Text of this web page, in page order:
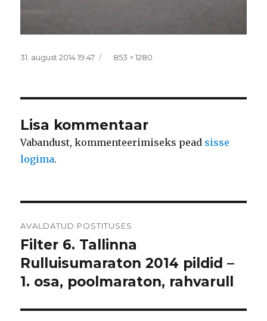
Postitatud
31. august 2014 19:47 Täissuurus
853 × 1280
Lisa kommentaar
Vabandust, kommenteerimiseks pead sisse
logima.
AVALDATUD POSTITUSES
Filter 6. Tallinna
Rulluisumaraton 2014 pildid –
1. osa, poolmaraton, rahvarull